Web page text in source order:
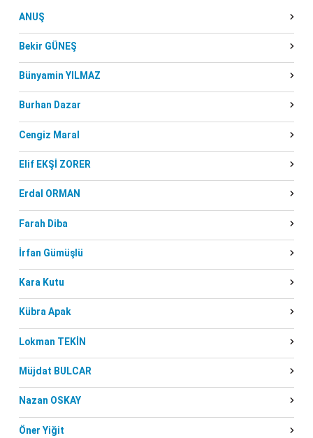
ANUŞ
Bekir GÜNEŞ
Bünyamin YILMAZ
Burhan Dazar
Cengiz Maral
Elif EKŞİ ZORER
Erdal ORMAN
Farah Diba
İrfan Gümüşlü
Kara Kutu
Kübra Apak
Lokman TEKİN
Müjdat BULCAR
Nazan OSKAY
Öner Yiğit